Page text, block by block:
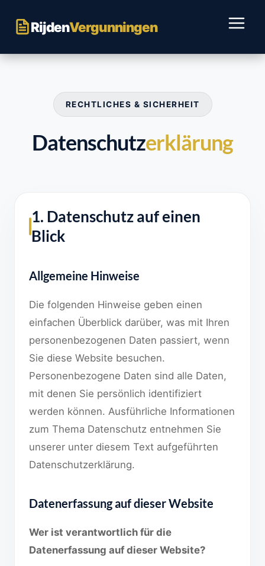
naar
inhoud
RijdenVergunningen
RECHTLICHES & SICHERHEIT
Datenschutzerklärung
1. Datenschutz auf einen
Blick
Allgemeine Hinweise
Die folgenden Hinweise geben einen
einfachen Überblick darüber, was mit Ihren
personenbezogenen Daten passiert, wenn
Sie diese Website besuchen.
Personenbezogene Daten sind alle Daten,
mit denen Sie persönlich identifiziert
werden können. Ausführliche Informationen
zum Thema Datenschutz entnehmen Sie
unserer unter diesem Text aufgeführten
Datenschutzerklärung.
Datenerfassung auf dieser Website
Wer ist verantwortlich für die
Datenerfassung auf dieser Website?